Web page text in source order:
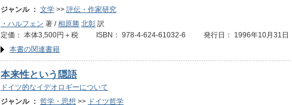
ジャンル ： 文学 >> 評伝・作家研究
・ハルフェン 著 /相原勝 北彰 訳
定価： 本体3,500円＋税 ISBN： 978-4-624-61032-6 発行日： 1996年10月31日
本書の関連書籍
本来性という隠語
ドイツ的なイデオロギーについて
ジャンル ： 哲学・思想 >> ドイツ哲学